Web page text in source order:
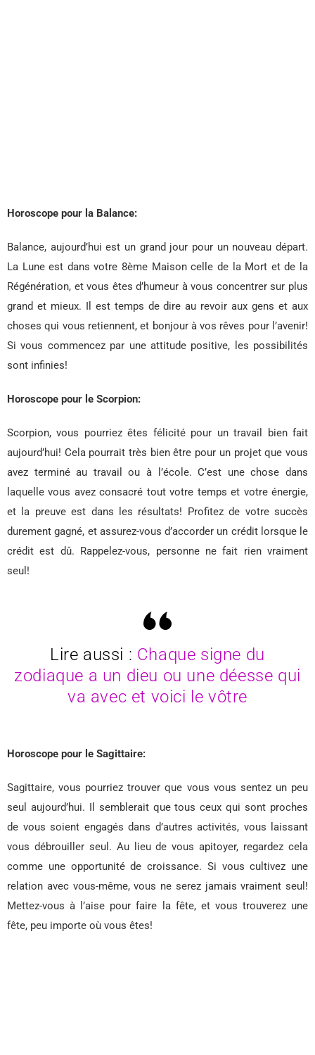
Horoscope pour la Balance:
Balance, aujourd’hui est un grand jour pour un nouveau départ.
La Lune est dans votre 8ème Maison celle de la Mort et de la
Régénération, et vous êtes d’humeur à vous concentrer sur plus
grand et mieux. Il est temps de dire au revoir aux gens et aux
choses qui vous retiennent, et bonjour à vos rêves pour l’avenir!
Si vous commencez par une attitude positive, les possibilités
sont infinies!
Horoscope pour le Scorpion:
Scorpion, vous pourriez êtes félicité pour un travail bien fait
aujourd’hui! Cela pourrait très bien être pour un projet que vous
avez terminé au travail ou à l’école. C’est une chose dans
laquelle vous avez consacré tout votre temps et votre énergie,
et la preuve est dans les résultats! Profitez de votre succès
durement gagné, et assurez-vous d’accorder un crédit lorsque le
crédit est dû. Rappelez-vous, personne ne fait rien vraiment
seul!
Lire aussi : Chaque signe du
zodiaque a un dieu ou une déesse qui
va avec et voici le vôtre
Horoscope pour le Sagittaire:
Sagittaire, vous pourriez trouver que vous vous sentez un peu
seul aujourd’hui. Il semblerait que tous ceux qui sont proches
de vous soient engagés dans d’autres activités, vous laissant
vous débrouiller seul. Au lieu de vous apitoyer, regardez cela
comme une opportunité de croissance. Si vous cultivez une
relation avec vous-même, vous ne serez jamais vraiment seul!
Mettez-vous à l’aise pour faire la fête, et vous trouverez une
fête, peu importe où vous êtes!